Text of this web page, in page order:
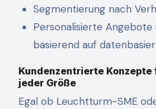
Segmentierung nach
Personalisierte Angebote
basierend auf
Kundenzentrierte Konzepte
jeder Größe
Egal ob Leuchtturm-SME oder etabliertes